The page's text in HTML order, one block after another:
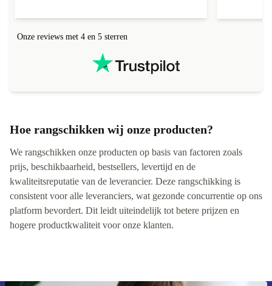
Onze reviews met 4 en 5 sterren
Hoe rangschikken wij onze producten?
We rangschikken onze producten op basis van factoren zoals
prijs, beschikbaarheid, bestsellers, levertijd en de
kwaliteitsreputatie van de leverancier. Deze rangschikking is
consistent voor alle leveranciers, wat gezonde concurrentie op ons
platform bevordert. Dit leidt uiteindelijk tot betere prijzen en
hogere productkwaliteit voor onze klanten.